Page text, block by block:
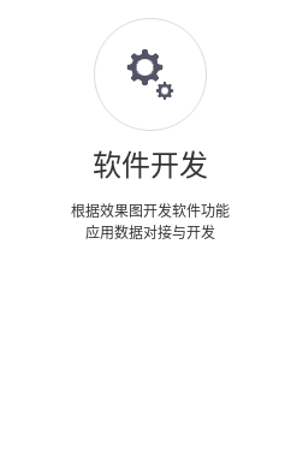
软件开发
根据效果图开发软件功能
应用数据对接与开发